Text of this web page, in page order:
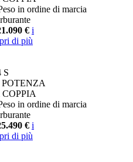
in ordine di marcia
€ i
di più
S
POTENZA
COPPIA
in ordine di marcia
€ i
di più